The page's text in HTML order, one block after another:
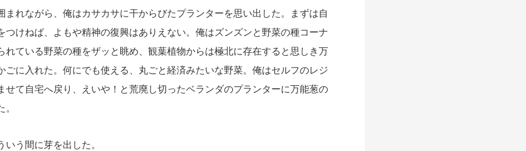
れながら、俺はカサカサに干からびたプランターを思い出した。まずは自
つけねば、よもや精神の復興はありえない。俺はズンズンと野菜の種コーナ
れている野菜の種をザッと眺め、観葉植物からは極北に存在すると思しき万
ごに入れた。何にでも使える、丸ごと経済みたいな野菜。俺はセルフのレジ
せて自宅へ戻り、えいや！と荒廃し切ったベランダのプランターに万能葱の
う間に芽を出した。